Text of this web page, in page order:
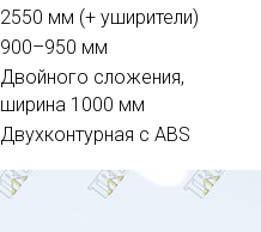
2550 мм (+ уширители)
900–950 мм
Двойного сложения,
ширина 1000 мм
Двухконтурная с ABS